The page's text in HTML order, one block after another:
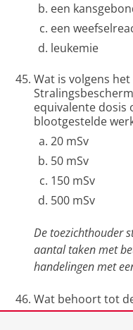
een
een
leukemie
Wat is volgens
equivalente dosis
blootgestelde
20 mSv
50 mSv
150 mSv
500 mSv
De toezichthouder
aantal taken met
handelingen met
Wat behoort tot